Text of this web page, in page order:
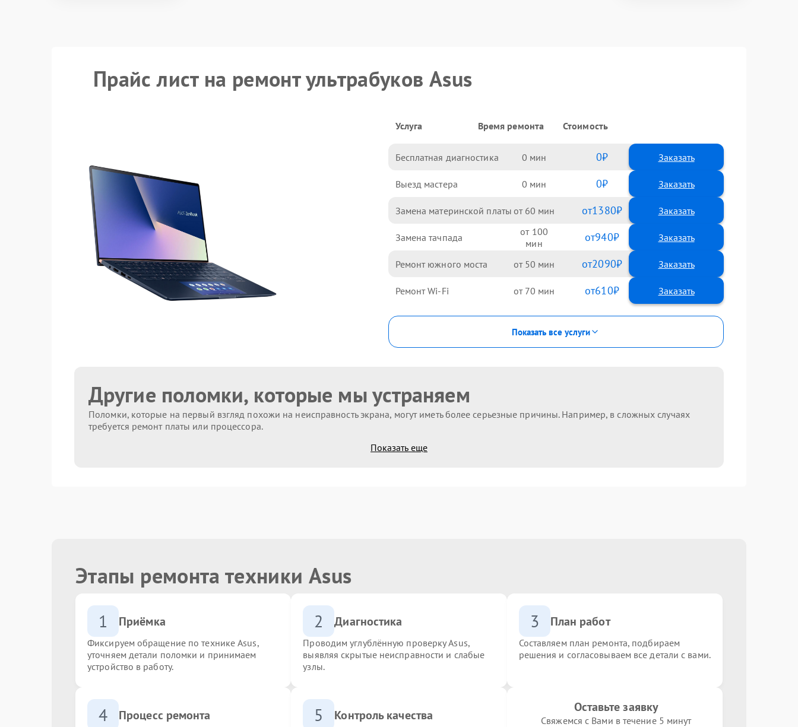
Прайс лист на ремонт ультрабуков Asus
Услуга Время ремонта Стоимость
Бесплатная диагностика 0 0 Заказать
Выезд мастера 0 0 Заказать
Замена материнской платы 60 1380
Замена тачпада 100 940
Ремонт южного моста 50 2090
Ремонт Wi-Fi 70 610
Показать все услуги
Другие поломки, которые мы устраняем
Поломки, которые на первый взгляд похожи на неисправность экрана, могут иметь более серьезные причины. Например, в сложных случаях
требуется ремонт платы или процессора.
Показать еще
Этапы ремонта техники Asus
1 Приёмка
Фиксируем обращение по технике Asus,
уточняем детали поломки и принимаем
устройство в работу.
2 Диагностика
Проводим углублённую проверку Asus,
выявляя скрытые неисправности и слабые
узлы.
3 План работ
Составляем план ремонта, подбираем
решения и согласовываем все детали с вами.
4 Процесс ремонта 5 Контроль качества
Оставьте заявку
Свяжемся с Вами в течение 5 минут